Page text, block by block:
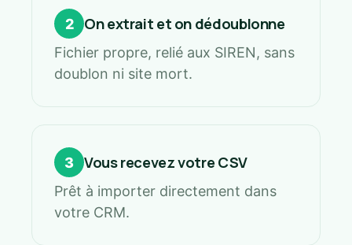
2 On extrait et on dédoublonne
Fichier propre, relié aux SIREN, sans
doublon ni site mort.
3 Vous recevez votre CSV
Prêt à importer directement dans
votre CRM.